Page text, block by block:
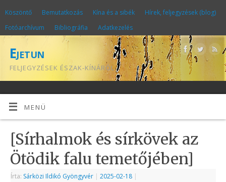
Köszöntő Bemutatkozás Kína és a sibék
Hírek, feljegyzések (blog)
Fotóarchívum
Bibliográfia Adatkezelés
Ejetun
FELJEGYZÉSEK ÉSZAK-KÍNÁRÓL
MENÜ
[Sírhalmok és sírkövek az
Ötödik falu temetőjében]
Írta: Sárközi Ildikó Gyöngyvér | 2025-02-18 |